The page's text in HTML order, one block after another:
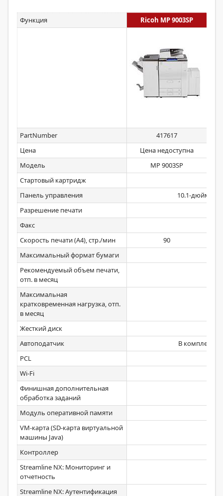
Функция Ricoh MP 9003SP
PartNumber
417617
Цена
Цена недоступна
Модель
MP 9003SP
Стартовый картридж
Панель управления
10.1-
Разрешение печати
Факс
Скорость печати (А4), стр./мин
90
Максимальный формат бумаги
Рекомендуемый объем печати,
отп. в месяц
Максимальная
кратковременная нагрузка, отп.
в месяц
Жесткий диск
Автоподатчик
В комплекте
PCL
Wi-Fi
Финишная дополнительная
обработка заданий
Модуль оперативной памяти
VM-карта (SD-карта виртуальной
машины Java)
Контроллер
Streamline NX: Мониторинг и
отчетность
Streamline NX: Аутентификация